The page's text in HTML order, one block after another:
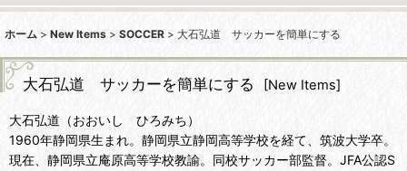
ホーム > New Items > SOCCER > 大石弘道 サッカーを簡単にする
大石弘道 サッカーを簡単にする [New Items]
大石弘道（おおいし ひろみち）
1960年静岡県生まれ。静岡県立静岡高等学校を経て、筑波大学卒。
現在、静岡県立庵原高等学校教諭。同校サッカー部監督。JFA公認S